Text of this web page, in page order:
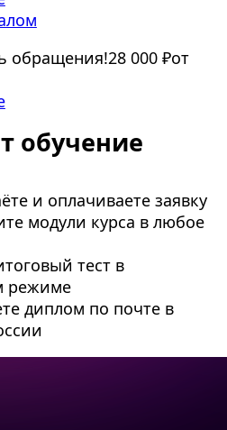
обращения!28 000 ₽от
обучение
и оплачиваете заявку
модули курса в любое
тест в
режиме
диплом по почте в